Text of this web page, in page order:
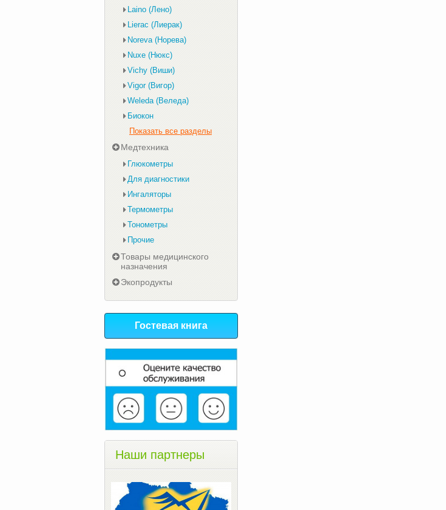
Laino (Лено)
Lierac (Лиерак)
Noreva (Норева)
Nuxe (Нюкс)
Vichy (Виши)
Vigor (Вигор)
Weleda (Веледа)
Биокон
Показать все разделы
Медтехника
Глюкометры
Для диагностики
Ингаляторы
Термометры
Тонометры
Прочие
Товары медицинского
назначения
Экопродукты
Гостевая книга
Наши партнеры